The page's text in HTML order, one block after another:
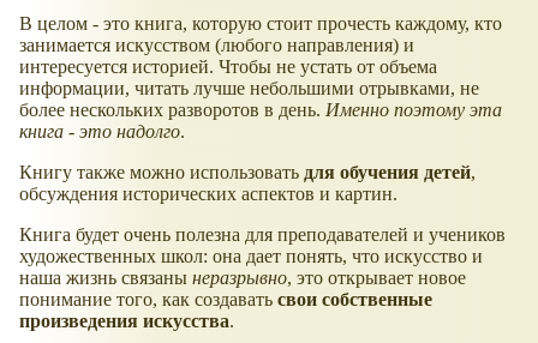
В целом - это книга, которую стоит прочесть каждому, кто
занимается искусством (любого направления) и
интересуется историей. Чтобы не устать от объема
информации, читать лучше небольшими отрывками, не
более нескольких разворотов в день. Именно поэтому эта
книга - это надолго.
Книгу также можно использовать для обучения детей,
обсуждения исторических аспектов и картин.
Книга будет очень полезна для преподавателей и учеников
художественных школ: она дает понять, что искусство и
наша жизнь связаны неразрывно, это открывает новое
понимание того, как создавать свои собственные
произведения искусства.